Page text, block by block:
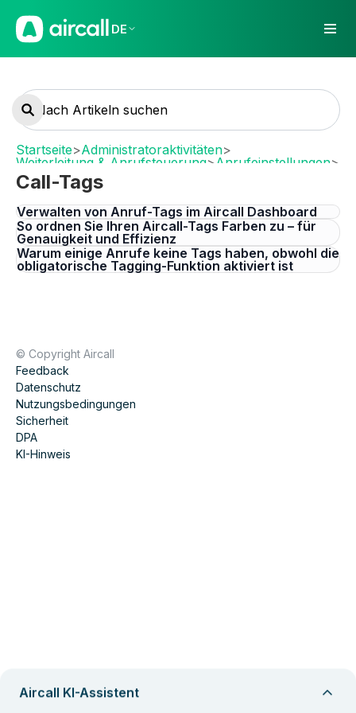
DE
Startseite>Administratoraktivitäten>
Weiterleitung & Anrufsteuerung> Anrufeinstellungen>
Call-Tags
Call-Tags
Verwalten von Anruf-Tags im Aircall Dashboard
So ordnen Sie Ihren Aircall-Tags Farben zu – für
Genauigkeit und Effizienz
Warum einige Anrufe keine Tags haben, obwohl die
obligatorische Tagging-Funktion aktiviert ist
© Copyright Aircall
Feedback
Datenschutz
Nutzungsbedingungen
Sicherheit
DPA
KI-Hinweis
Aircall KI-Assistent